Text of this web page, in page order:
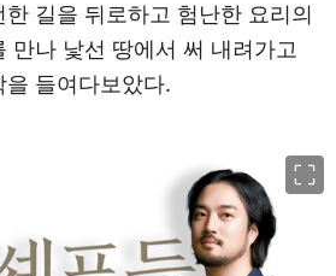
길을 뒤로하고 험난한 요리의
만나 낯선 땅에서 써 내려가고
들여다보았다.